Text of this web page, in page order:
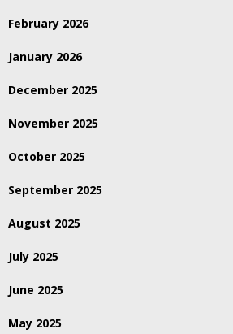
February 2026
January 2026
December 2025
November 2025
October 2025
September 2025
August 2025
July 2025
June 2025
May 2025